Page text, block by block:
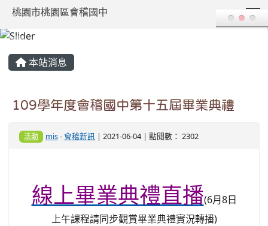
桃園市桃園區會稽國中
本站消息
109學年度會稽國中第十五屆畢業典禮
活動 mis-會稽新訊| 2021-06-04 | 點閱數： 2302
線上畢業典禮直播(6月8日
上午課程請同步觀賞畢業典禮實況轉播)